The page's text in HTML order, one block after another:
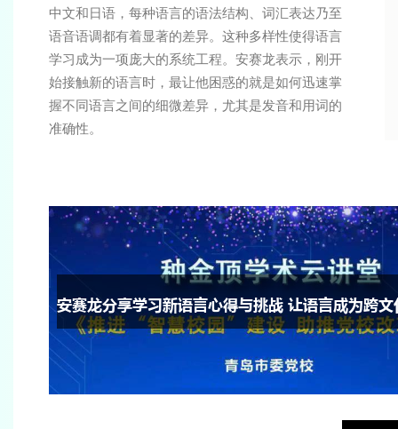
中文和日语，每种语言的语法结构、词汇表达乃至
语音语调都有着显著的差异。这种多样性使得语言
学习成为一项庞大的系统工程。安赛龙表示，刚开
始接触新的语言时，最让他困惑的就是如何迅速掌
握不同语言之间的细微差异，尤其是发音和用词的
准确性。